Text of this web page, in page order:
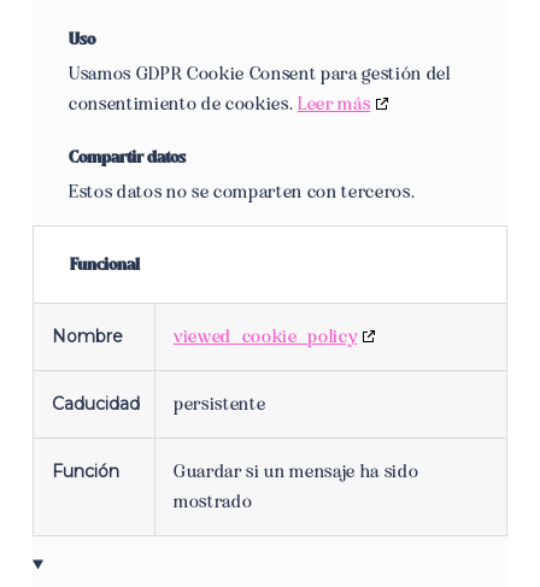
service
consent
Uso
Usamos GDPR Cookie Consent para gestión del
consentimiento de cookies. Leer más
Compartir datos
Estos datos no se comparten con terceros.
Funcional
Nombre viewed_cookie_policy
Caducidad persistente
Función
Guardar si un mensaje ha sido
mostrado